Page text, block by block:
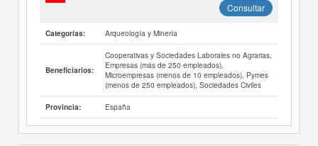
Consultar
Categorías: Arqueología y Minería
Beneficiarios:
Cooperativas y Sociedades Laborales no Agrarias,
Empresas (más de 250 empleados),
Microempresas (menos de 10 empleados), Pymes
(menos de 250 empleados), Sociedades Civiles
Provincia: España